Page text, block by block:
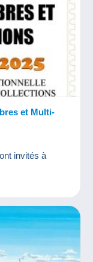
et Multi-
invités à